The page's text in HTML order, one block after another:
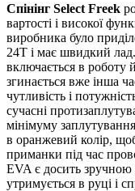
Спінінг Select Freek
вартості і високої
виробника було
24Т і має швидкий
включається в роботу
згинається вже інша
чутливість і
сучасні
мінімуму
в оранжевий колір,
приманки під час
EVA є досить
утримується в руці і